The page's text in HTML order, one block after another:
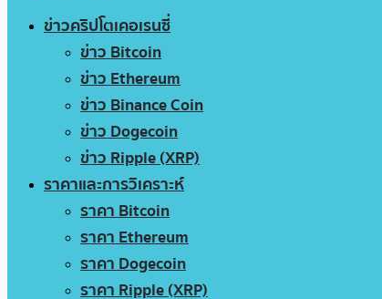
ข่าวคริปโตเคอเรนซี่
ข่าว Bitcoin
ข่าว Ethereum
ข่าว Binance Coin
ข่าว Dogecoin
ข่าว Ripple (XRP)
ราคาและการวิเคราะห์
ราคา Bitcoin
ราคา Ethereum
ราคา Dogecoin
ราคา Ripple (XRP)